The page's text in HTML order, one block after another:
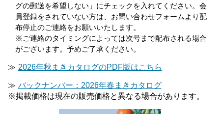
グの郵送を希望しない」にチェックを入れてください。会
員登録をされていない方は、お問い合わせフォームより配
布停止のご連絡をお願いいたします。
※ご連絡のタイミングによっては次号まで配布される場合
がございます。予めご了承ください。
≫ 2026年秋まきカタログのPDF版はこちら
≫ バックナンバー：2026年春まきカタログ
※掲載価格は現在の販売価格と異なる場合があります。